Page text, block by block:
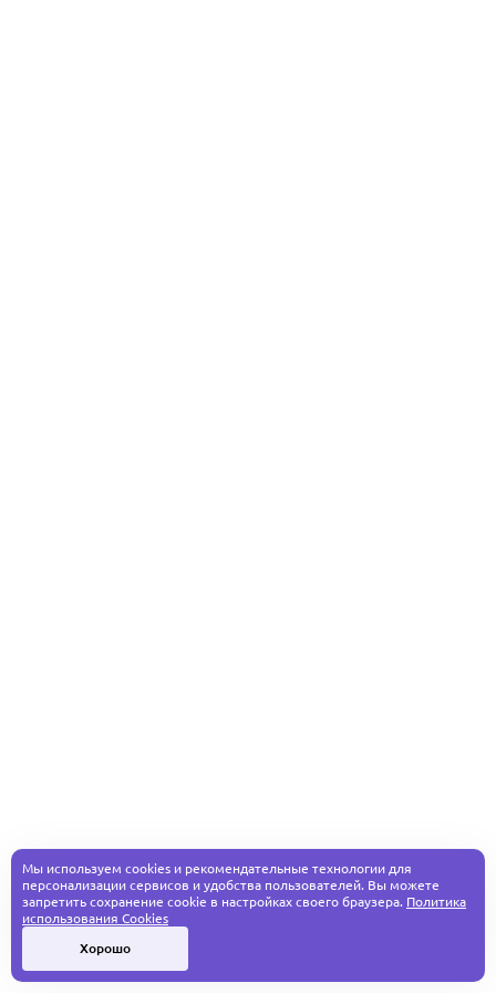
Мы используем cookies и рекомендательные технологии для
персонализации сервисов и удобства пользователей. Вы можете
запретить сохранение cookie в настройках своего браузера. Политика
использования Cookies
Хорошо